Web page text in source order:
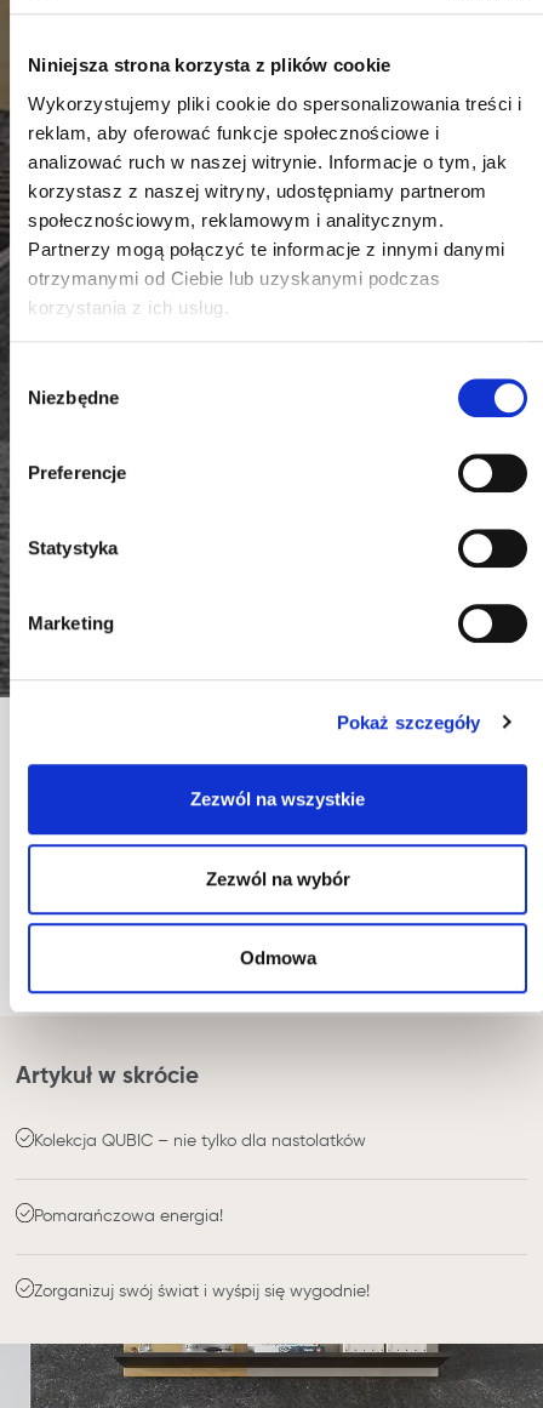
Niniejsza strona korzysta z plików cookie
Wykorzystujemy pliki cookie do spersonalizowania treści i
reklam, aby oferować funkcje społecznościowe i
analizować ruch w naszej witrynie. Informacje o tym, jak
korzystasz z naszej witryny, udostępniamy partnerom
społecznościowym, reklamowym i analitycznym.
Partnerzy mogą połączyć te informacje z innymi danymi
otrzymanymi od Ciebie lub uzyskanymi podczas
korzystania z ich usług.
zgody
Niezbędne
Preferencje
Statystyka
Marketing
Pokaż szczegóły
Zezwól na wszystkie
Zezwól na wybór
Odmowa
Zmieniają się trendy, pojawiają się nowe wzory,
a meble dla dzieci i młodzieży wciąż w tym
samym stylu? Niekoniecznie. W kolekcji
na nowoczesny i bardziej funkcjonalny pokój dla
Artykuł w skrócie
Kolekcja QUBIC – nie tylko dla nastolatków
Pomarańczowa energia!
Zorganizuj swój świat i wyśpij się wygodnie!